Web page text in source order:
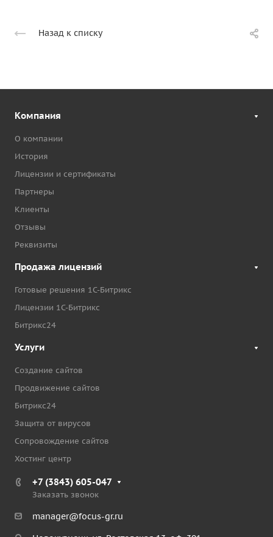
Назад к списку
Компания
О компании
История
Лицензии и сертификаты
Партнеры
Клиенты
Отзывы
Реквизиты
Продажа лицензий
Готовые решения 1С-Битрикс
Лицензии 1С-Битрикс
Битрикс24
Услуги
Создание сайтов
Продвижение сайтов
Битрикс24
Защита от вирусов
Сопровождение сайтов
Хостинг центр
+7 (3843) 605-047
Заказать звонок
manager@focus-gr.ru